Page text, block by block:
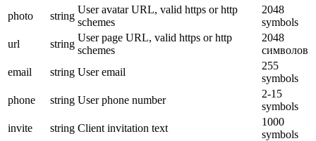
photo
string
User avatar URL, valid https or http
schemes
2048
symbols
url
string
User page URL, valid https or http
schemes
2048
символов
email
string User email
255
symbols
phone
string User phone number
2-15
symbols
invite
string Client invitation text
1000
symbols